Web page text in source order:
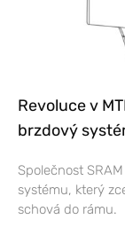
Revoluce v
brzdový
Společnost
systému, který
schová do rámu.